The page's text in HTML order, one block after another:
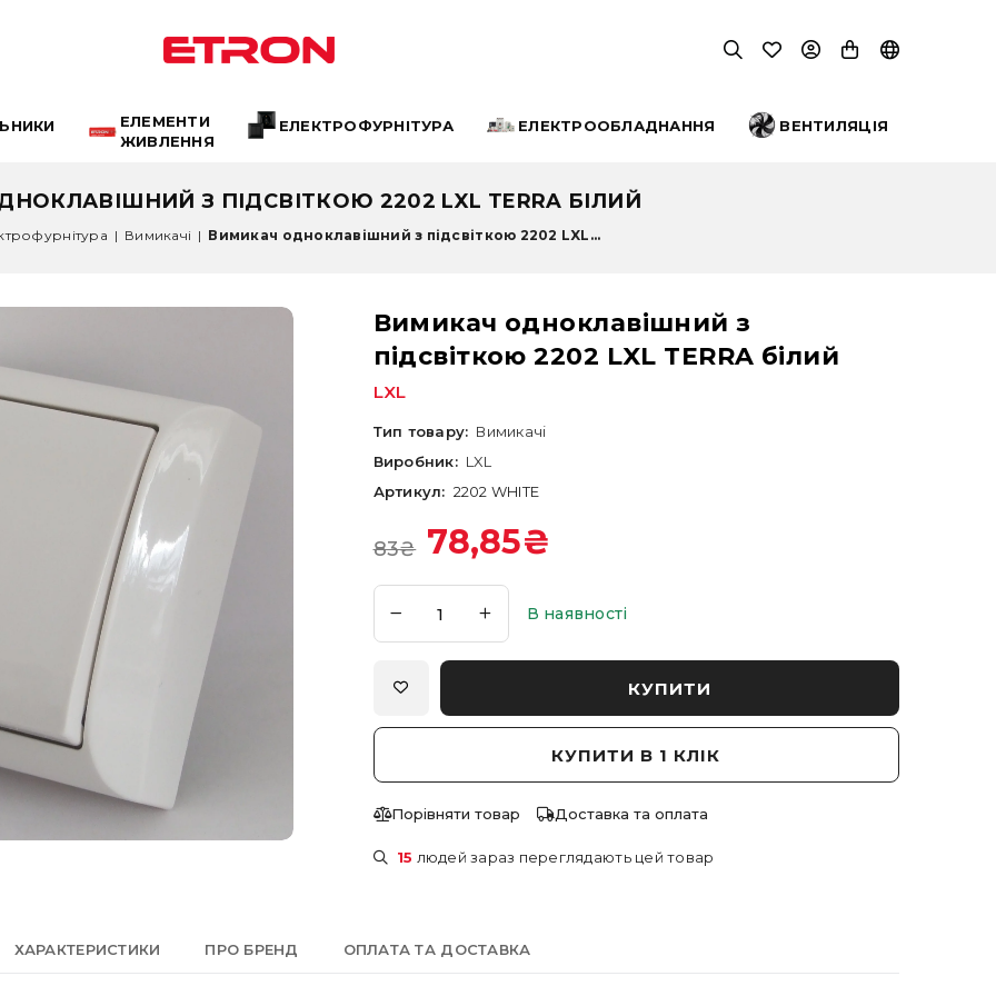
ЕЛЕМЕНТИ
ЖИВЛЕННЯ
ЕЛЕКТРОФУРНІТУРА ЕЛЕКТРООБЛАДНАННЯ ВЕНТИЛЯЦІЯ
З ПІДСВІТКОЮ 2202 LXL TERRA БІЛИЙ
| Вимикачі | Вимикач одноклавішний з підсвіткою 2202 LXL...
Вимикач одноклавішний з
підсвіткою 2202 LXL TERRA білий
LXL
Тип товару: Вимикачі
Виробник: LXL
Артикул: 2202 WHITE
83₴ 78,85₴
В наявності
КУПИТИ
КУПИТИ В 1 КЛІК
Порівняти товар Доставка та оплата
15 людей зараз переглядають цей товар
ХАРАКТЕРИСТИКИ ПРО БРЕНД ОПЛАТА ТА ДОСТАВКА